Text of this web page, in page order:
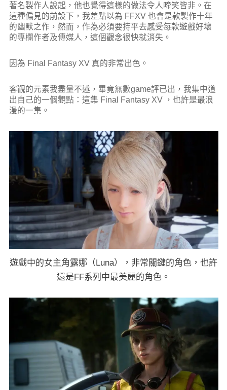
著名製作人說起，他也覺得這樣的做法令人啼笑皆非。在
這種偏見的前設下，我差點以為 FFXV 也會是款製作十年
的幽默之作，然而，作為必須要持平去感受每款遊戲好壞
的專欄作者及傳媒人，這個觀念很快就消失。
因為 Final Fantasy XV 真的非常出色。
客觀的元素我盡量不述，畢竟無數game評已出，我集中道
出自己的一個觀點：這集 Final Fantasy XV ，也許是最浪
漫的一集。
遊戲中的女主角露娜（Luna），非常關鍵的角色，也許
還是FF系列中最美麗的角色。